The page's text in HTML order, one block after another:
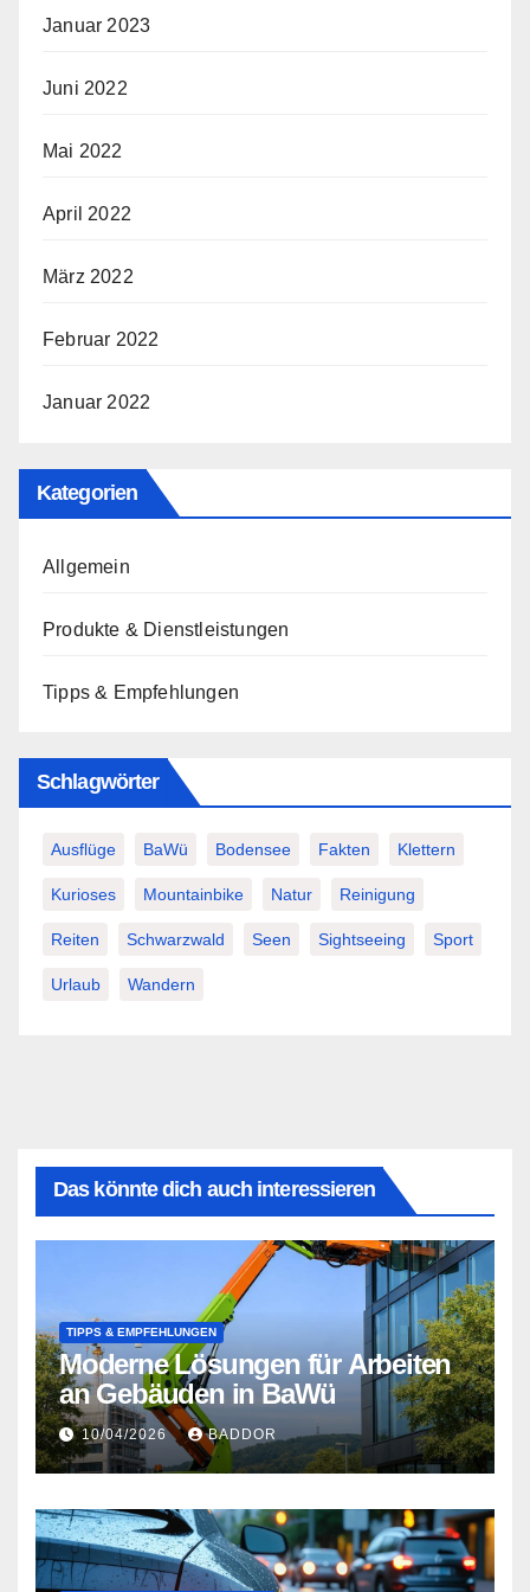
Januar 2023
Juni 2022
Mai 2022
April 2022
März 2022
Februar 2022
Januar 2022
Kategorien
Allgemein
Produkte & Dienstleistungen
Tipps & Empfehlungen
Schlagwörter
Ausflüge BaWü Bodensee Fakten Klettern
Kurioses Mountainbike Natur Reinigung
Reiten Schwarzwald Seen Sightseeing Sport
Urlaub Wandern
Das könnte dich auch interessieren
TIPPS & EMPFEHLUNGEN
Moderne Lösungen für Arbeiten
an Gebäuden in BaWü
10/04/2026 BADDOR